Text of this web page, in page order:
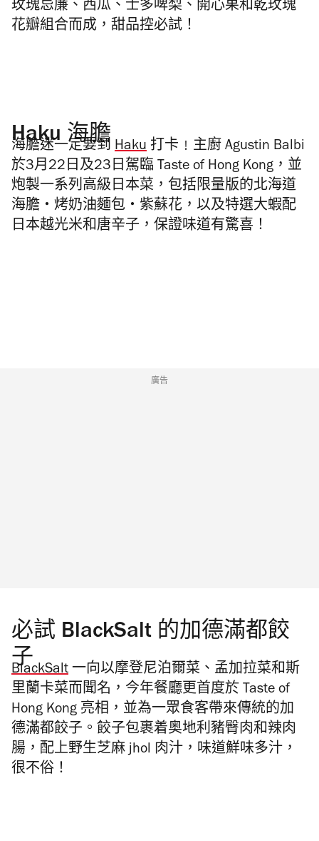
玫瑰忌廉、西瓜、士多啤梨、開心果和乾玫瑰
花瓣組合而成，甜品控必試！
Haku 海膽
海膽迷一定要到 Haku 打卡﹗主廚 Agustin Balbi
於3月22日及23日駕臨 Taste of Hong Kong，並
炮製一系列高級日本菜，包括限量版的北海道
海膽・烤奶油麵包・紫蘇花，以及特選大蝦配
日本越光米和唐辛子，保證味道有驚喜！
廣告
必試 BlackSalt 的加德滿都餃
子
BlackSalt 一向以摩登尼泊爾菜、孟加拉菜和斯
里蘭卡菜而聞名，今年餐廳更首度於 Taste of
Hong Kong 亮相，並為一眾食客帶來傳統的加
德滿都餃子。餃子包裹着奥地利豬臀肉和辣肉
腸，配上野生芝麻 jhol 肉汁，味道鮮味多汁，
很不俗！